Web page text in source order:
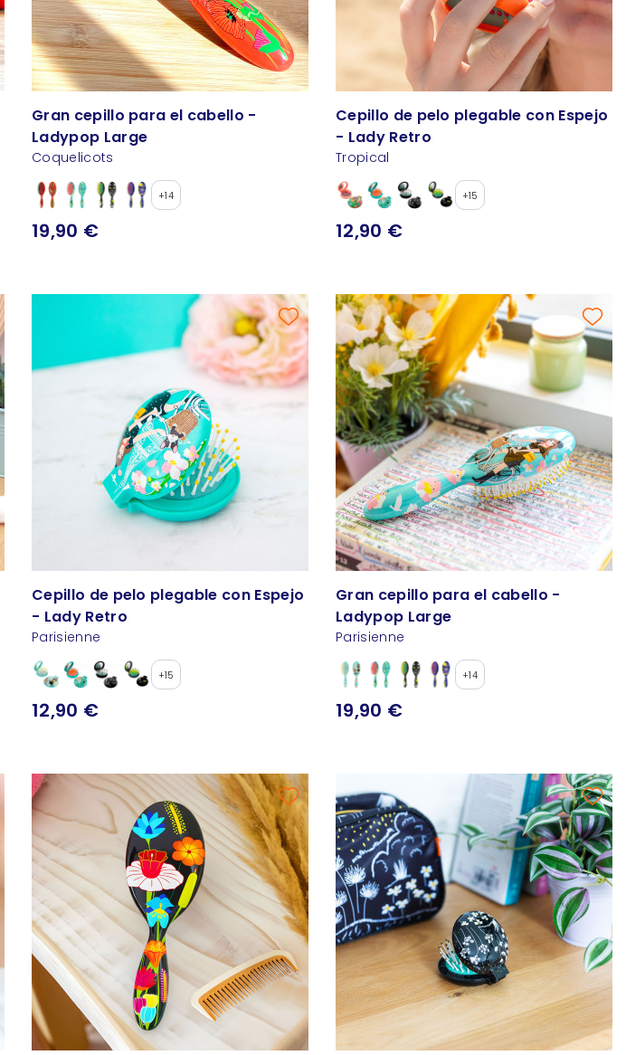
Gran cepillo para el cabello -
Ladypop Large
Coquelicots
+14
19,90 €
Cepillo de pelo plegable con Espejo
- Lady Retro
Tropical
+15
12,90 €
Cepillo de pelo plegable con Espejo
- Lady Retro
Parisienne
+15
12,90 €
Gran cepillo para el cabello -
Ladypop Large
Parisienne
+14
19,90 €